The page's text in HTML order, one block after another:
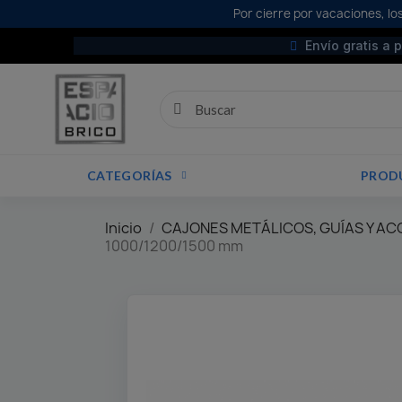
Por cierre por vacaciones,
Envío gratis a
CATEGORÍAS
Inicio
CAJONES METÁLICOS, GUÍAS Y
1000/1200/1500 mm